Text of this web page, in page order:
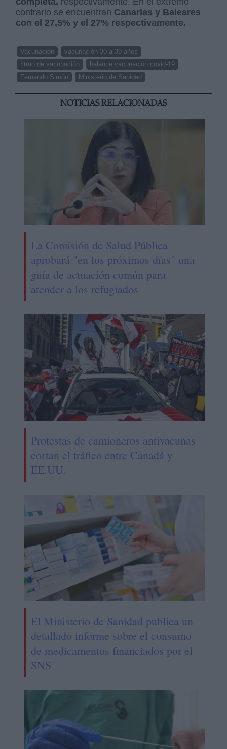
contrario se encuentran Canarias y Baleares
con el 27,5% y el 27% respectivamente.
Vacunación
vacunación 30 a 39 años
ritmo de vacunación
balance vacunación covid-19
Fernando Simón
Ministerio de Sanidad
NOTICIAS RELACIONADAS
La Comisión de Salud Pública
aprobará "en los próximos días" una
guía de actuación común para
atender a los refugiados
Protestas de camioneros antivacunas
cortan el tráfico entre Canadá y
EE.UU.
El Ministerio de Sanidad publica un
detallado informe sobre el consumo
de medicamentos financiados por el
SNS